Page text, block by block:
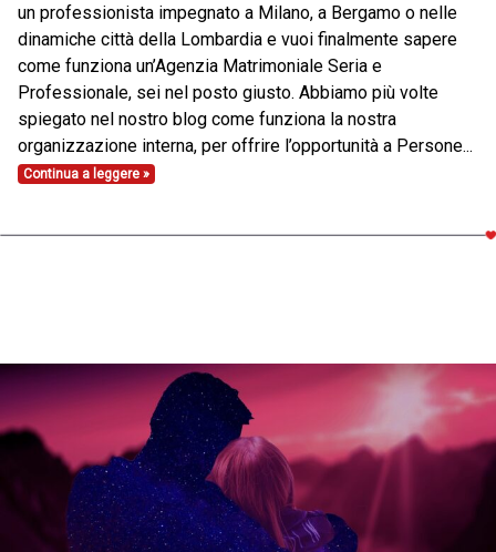
un professionista impegnato a Milano, a Bergamo o nelle
dinamiche città della Lombardia e vuoi finalmente sapere
come funziona un’Agenzia Matrimoniale Seria e
Professionale, sei nel posto giusto. Abbiamo più volte
spiegato nel nostro blog come funziona la nostra
organizzazione interna, per offrire l’opportunità a Persone...
Continua a leggere »